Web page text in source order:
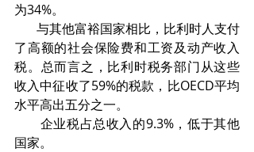
为34%。
与其他富裕国家相比，比利时人支付
了高额的社会保险费和工资及动产收入
税。总而言之，比利时税务部门从这些
收入中征收了59%的税款，比OECD平均
水平高出五分之一。
企业税占总收入的9.3%，低于其他
国家。